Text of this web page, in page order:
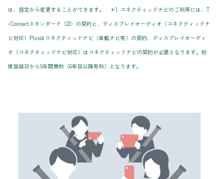
は、設定から変更することができます。 ＊1. コネクティッドナビのご利用には、T
-Connectスタンダード（22）の契約と、ディスプレイオーディオ（コネクティッドナ
ビ対応）Plusはコネクティッドナビ（車載ナビ有）の契約、ディスプレイオーディ
オ（コネクティッドナビ対応）はコネクティッドナビの契約が必要となります。初
度登録日から5年間無料（6年目以降有料）となります。